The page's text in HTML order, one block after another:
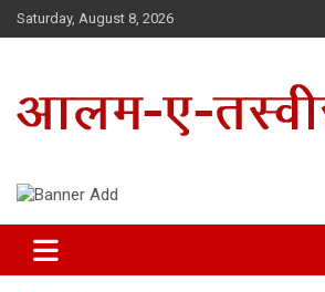
Skip
to
Saturday, August 8, 2026
Alam E Tasveer